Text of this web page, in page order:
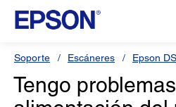
Soporte Escáneres Epson DS
Tengo